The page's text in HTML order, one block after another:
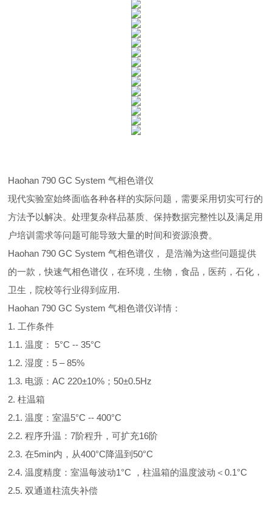
Haohan 790 GC System 气相色谱仪
现代实验室始终面临各种各样的实际问题，需要采用切实可行的
方法予以解决。处理复杂样品基质、保持数据完整性以及满足用
户培训需求等问题可能导致大量的时间和资源浪费。
Haohan 790 GC System 气相色谱仪， 是浩瀚为这些问题提供
的一款，快速气相色谱仪，在环境，生物，食品，医药，石化，
卫生，院校等行业得到应用.
Haohan 790 GC System 气相色谱仪详情：
1. 工作条件
1.1. 温度： 5°C -- 35°C
1.2. 湿度：5 – 85%
1.3. 电源：AC 220±10%；50±0.5Hz
2. 柱温箱
2.1. 温度：室温5°C -- 400°C
2.2. 程序升温：7阶程升，可扩充16阶
2.3. 在5min内，从400°C降温到50°C
2.4. 温度精度：室温每波动1°C ，柱温箱的温度波动＜0.1°C
2.5. 双通道柱流失补偿